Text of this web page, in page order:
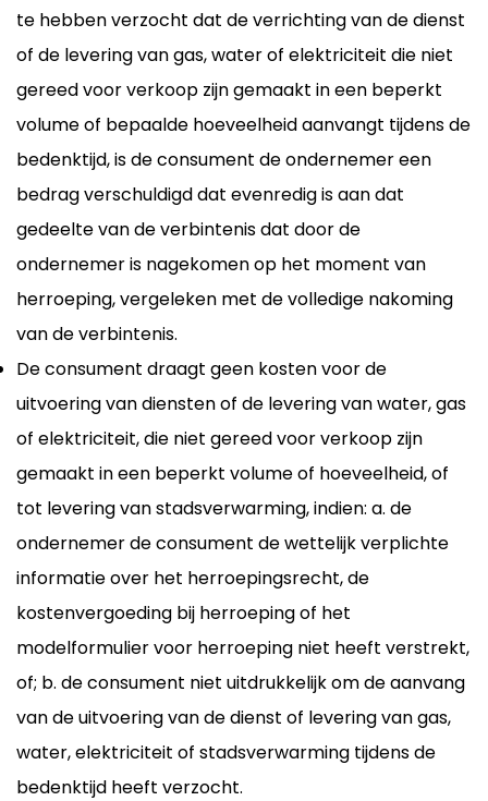
te hebben verzocht dat de verrichting van de dienst
of de levering van gas, water of elektriciteit die niet
gereed voor verkoop zijn gemaakt in een beperkt
volume of bepaalde hoeveelheid aanvangt tijdens de
bedenktijd, is de consument de ondernemer een
bedrag verschuldigd dat evenredig is aan dat
gedeelte van de verbintenis dat door de
ondernemer is nagekomen op het moment van
herroeping, vergeleken met de volledige nakoming
van de verbintenis.
De consument draagt geen kosten voor de
uitvoering van diensten of de levering van water, gas
of elektriciteit, die niet gereed voor verkoop zijn
gemaakt in een beperkt volume of hoeveelheid, of
tot levering van stadsverwarming, indien: a. de
ondernemer de consument de wettelijk verplichte
informatie over het herroepingsrecht, de
kostenvergoeding bij herroeping of het
modelformulier voor herroeping niet heeft verstrekt,
of; b. de consument niet uitdrukkelijk om de aanvang
van de uitvoering van de dienst of levering van gas,
water, elektriciteit of stadsverwarming tijdens de
bedenktijd heeft verzocht.